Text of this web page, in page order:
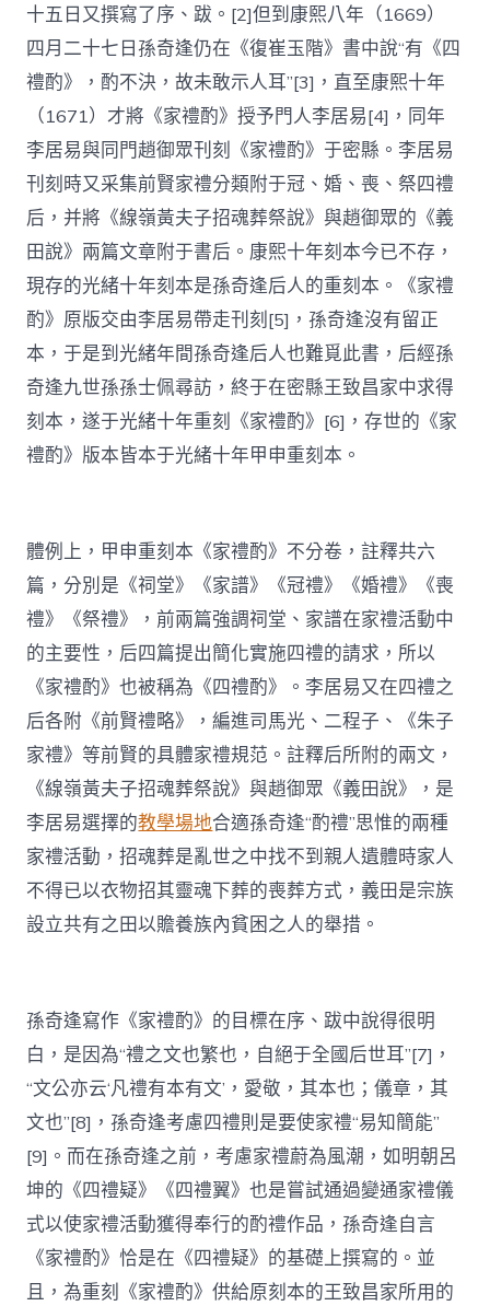
十五日又撰寫了序、跋。[2]但到康熙八年（1669）
四月二十七日孫奇逢仍在《復崔玉階》書中說“有《四
禮酌》，酌不決，故未敢示人耳”[3]，直至康熙十年
（1671）才將《家禮酌》授予門人李居易[4]，同年
李居易與同門趙御眾刊刻《家禮酌》于密縣。李居易
刊刻時又采集前賢家禮分類附于冠、婚、喪、祭四禮
后，并將《線嶺黃夫子招魂葬祭說》與趙御眾的《義
田說》兩篇文章附于書后。康熙十年刻本今已不存，
現存的光緒十年刻本是孫奇逢后人的重刻本。《家禮
酌》原版交由李居易帶走刊刻[5]，孫奇逢沒有留正
本，于是到光緒年間孫奇逢后人也難覓此書，后經孫
奇逢九世孫孫士佩尋訪，終于在密縣王致昌家中求得
刻本，遂于光緒十年重刻《家禮酌》[6]，存世的《家
禮酌》版本皆本于光緒十年甲申重刻本。
體例上，甲申重刻本《家禮酌》不分卷，註釋共六
篇，分別是《祠堂》《家譜》《冠禮》《婚禮》《喪
禮》《祭禮》，前兩篇強調祠堂、家譜在家禮活動中
的主要性，后四篇提出簡化實施四禮的請求，所以
《家禮酌》也被稱為《四禮酌》。李居易又在四禮之
后各附《前賢禮略》，編進司馬光、二程子、《朱子
家禮》等前賢的具體家禮規范。註釋后所附的兩文，
《線嶺黃夫子招魂葬祭說》與趙御眾《義田說》，是
李居易選擇的教學場地合適孫奇逢“酌禮”思惟的兩種
家禮活動，招魂葬是亂世之中找不到親人遺體時家人
不得已以衣物招其靈魂下葬的喪葬方式，義田是宗族
設立共有之田以贍養族內貧困之人的舉措。
孫奇逢寫作《家禮酌》的目標在序、跋中說得很明
白，是因為“禮之文也繁也，自絕于全國后世耳”[7]，
“文公亦云‘凡禮有本有文’，愛敬，其本也；儀章，其
文也”[8]，孫奇逢考慮四禮則是要使家禮“易知簡能”
[9]。而在孫奇逢之前，考慮家禮蔚為風潮，如明朝呂
坤的《四禮疑》《四禮翼》也是嘗試通過變通家禮儀
式以使家禮活動獲得奉行的酌禮作品，孫奇逢自言
《家禮酌》恰是在《四禮疑》的基礎上撰寫的。並
且，為重刻《家禮酌》供給原刻本的王致昌家所用的